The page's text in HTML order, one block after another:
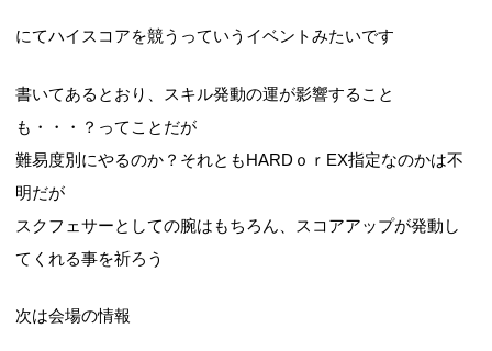
にてハイスコアを競うっていうイベントみたいです
書いてあるとおり、スキル発動の運が影響すること
も・・・？ってことだが
難易度別にやるのか？それともHARDｏｒEX指定なのかは不
明だが
スクフェサーとしての腕はもちろん、スコアアップが発動し
てくれる事を祈ろう
次は会場の情報